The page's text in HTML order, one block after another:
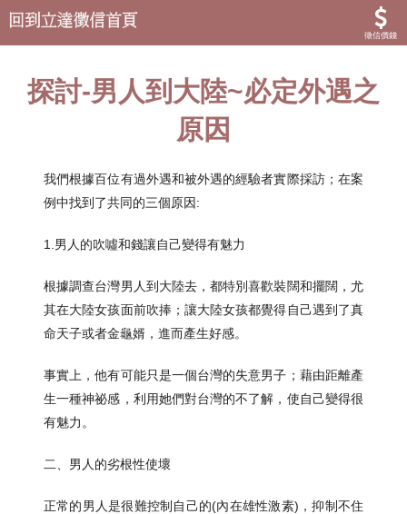
徵信價錢
探討-男人到大陸~必定外遇之
原因
我們根據百位有過外遇和被外遇的經驗者實際採訪；在案
例中找到了共同的三個原因:
1.男人的吹噓和錢讓自己變得有魅力
根據調查台灣男人到大陸去，都特別喜歡裝闊和擺闊，尤
其在大陸女孩面前吹捧；讓大陸女孩都覺得自己遇到了真
命天子或者金龜婿，進而產生好感。
事實上，他有可能只是一個台灣的失意男子；藉由距離產
生一種神祕感，利用她們對台灣的不了解，使自己變得很
有魅力。
二、男人的劣根性使壞
正常的男人是很難控制自己的(內在雄性激素)，抑制不住